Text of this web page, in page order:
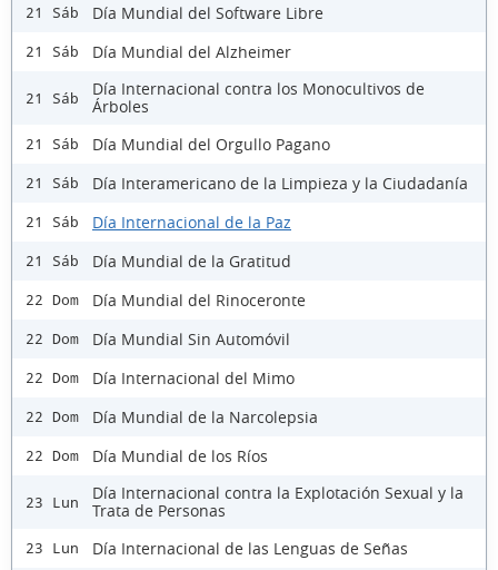
21 Sáb Día Mundial del Software Libre
21 Sáb Día Mundial del Alzheimer
21 Sáb
Día Internacional contra los Monocultivos de
Árboles
21 Sáb Día Mundial del Orgullo Pagano
21 Sáb Día Interamericano de la Limpieza y la Ciudadanía
21 Sáb Día Internacional de la Paz
21 Sáb Día Mundial de la Gratitud
22 Dom Día Mundial del Rinoceronte
22 Dom Día Mundial Sin Automóvil
22 Dom Día Internacional del Mimo
22 Dom Día Mundial de la Narcolepsia
22 Dom Día Mundial de los Ríos
23 Lun
Día Internacional contra la Explotación Sexual y la
Trata de Personas
23 Lun Día Internacional de las Lenguas de Señas